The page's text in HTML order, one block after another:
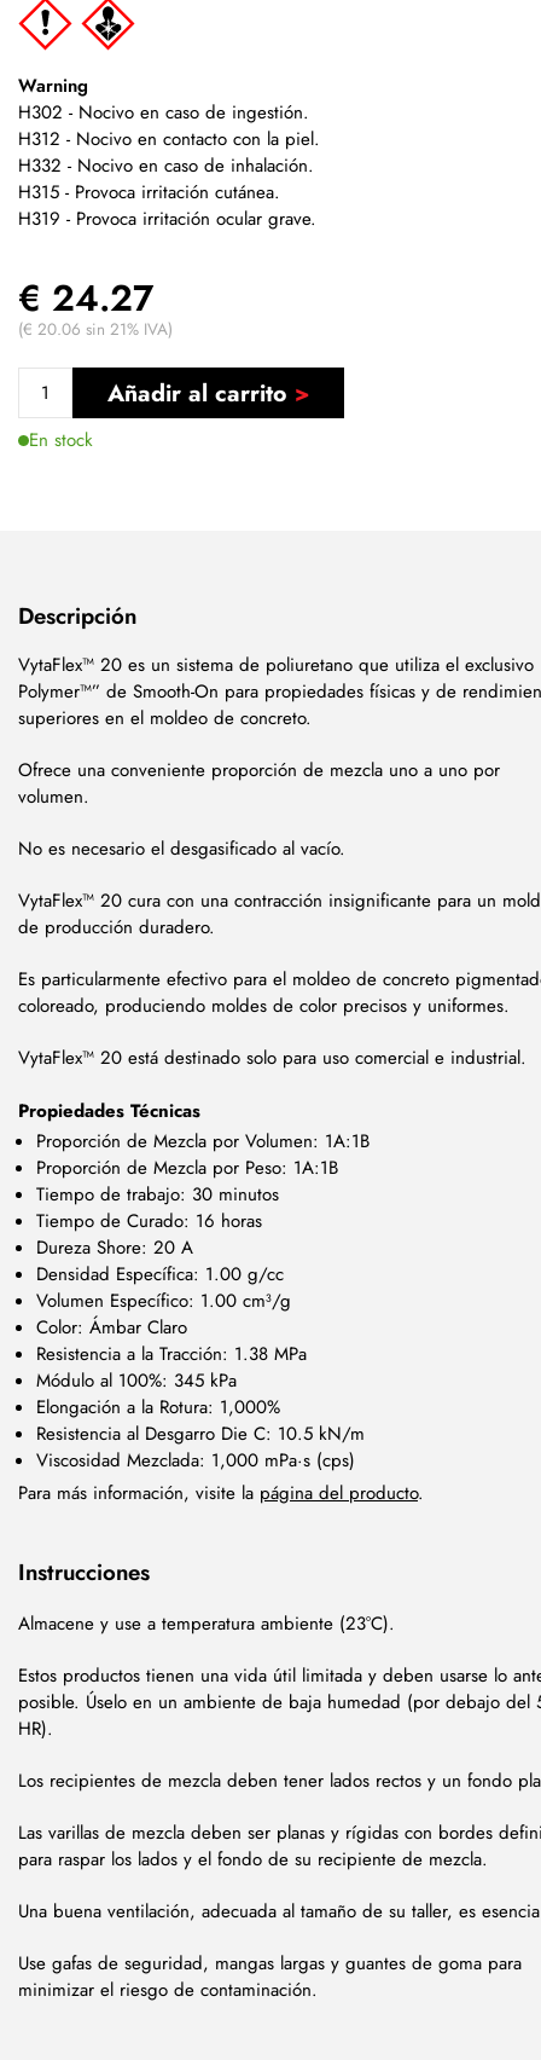
Warning
H302 - Nocivo en caso de ingestión.
H312 - Nocivo en contacto con la piel.
H332 - Nocivo en caso de inhalación.
H315 - Provoca irritación cutánea.
H319 - Provoca irritación ocular grave.
€ 24.27
(€ 20.06 sin 21% IVA)
Añadir al carrito
En stock
Descripción
VytaFlex™ 20 es un sistema de poliuretano que utiliza el exclusivo
Polymer™” de Smooth-On para propiedades físicas y de
superiores en el moldeo de concreto.
Ofrece una conveniente proporción de mezcla uno a uno por
volumen.
No es necesario el desgasificado al vacío.
VytaFlex™ 20 cura con una contracción insignificante para un
de producción duradero.
Es particularmente efectivo para el moldeo de concreto
coloreado, produciendo moldes de color precisos y uniformes.
VytaFlex™ 20 está destinado solo para uso comercial e industrial.
Propiedades Técnicas
Proporción de Mezcla por Volumen: 1A:1B
Proporción de Mezcla por Peso: 1A:1B
Tiempo de trabajo: 30 minutos
Tiempo de Curado: 16 horas
Dureza Shore: 20 A
Densidad Específica: 1.00 g/cc
Volumen Específico: 1.00 cm³/g
Color: Ámbar Claro
Resistencia a la Tracción: 1.38 MPa
Módulo al 100%: 345 kPa
Elongación a la Rotura: 1,000%
Resistencia al Desgarro Die C: 10.5 kN/m
Viscosidad Mezclada: 1,000 mPa·s (cps)
Para más información, visite la página del producto.
Instrucciones
Almacene y use a temperatura ambiente (23°C).
Estos productos tienen una vida útil limitada y deben usarse lo
posible. Úselo en un ambiente de baja humedad (por debajo del
HR).
Los recipientes de mezcla deben tener lados rectos y un fondo
Las varillas de mezcla deben ser planas y rígidas con bordes
para raspar los lados y el fondo de su recipiente de mezcla.
Una buena ventilación, adecuada al tamaño de su taller, es
Use gafas de seguridad, mangas largas y guantes de goma para
minimizar el riesgo de contaminación.